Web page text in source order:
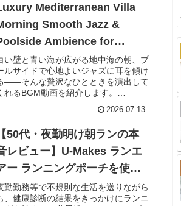
Mediterranean Villa
Smooth Jazz &
Ambience for
地中海
朝を感じるラグジュアリーヴ
ラのスムースジャズBGM【1
い壁と青い海が広がる地中海の朝、プ
ルサイドで心地よいジャズに耳を傾け
――そんな贅沢なひとときを演出して
れるBGM動画を紹介します。
2026.07.13
【50代・夜勤明け朝ランの本
レビュー】U-Makes ランエ
ー ランニングポーチを使っ
みた
勤勤務等で不規則な生活を送りながら
、健康診断の結果をきっかけにランニ